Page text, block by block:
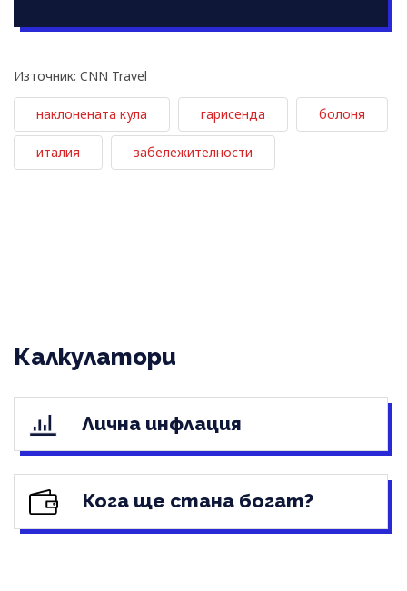
Източник: CNN Travel
наклонената кула гарисенда болоня
италия забележителности
Калкулатори
Лична инфлация
Кога ще стана богат?